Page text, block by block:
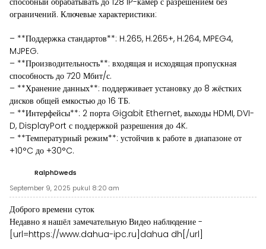
ограничений. Ключевые характеристики:
– **Поддержка стандартов**: H.265, H.265+, H.264, MPEG4,
MJPEG.
– **Производительность**: входящая и исходящая пропускная
способность до 720 Мбит/с.
– **Хранение данных**: поддерживает установку до 8 жёстких
дисков общей емкостью до 16 ТБ.
– **Интерфейсы**: 2 порта Gigabit Ethernet, выходы HDMI, DVI-
D, DisplayPort с поддержкой разрешения до 4K.
– **Температурный режим**: устойчив к работе в диапазоне от
+10°C до +30°C.
RalphDweds
September 9, 2025 pukul 8:20 am
Доброго времени суток
Недавно я нашёл замечательную Видео наблюдение -
[url=https://www.dahua-ipc.ru]dahua dh[/url]